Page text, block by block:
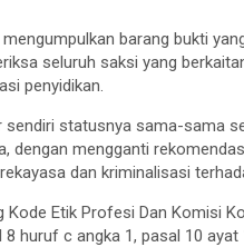
barang bukti
seluruh saksi yang
penyidikan.
statusnya sama-sama
dengan mengganti
dan kriminalisasi
Etik Profesi Dan Komisi
huruf c angka 1, pasal 10